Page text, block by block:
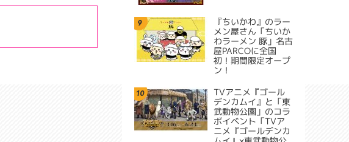
9
『ちいかわ』のラー
メン屋さん「ちいか
わラーメン 豚」名古
屋PARCOに全国
初！期間限定オープ
ン！
10
TVアニメ『ゴール
デンカムイ』と「東
武動物公園」のコラ
ボイベント「TVア
ニメ『ゴールデンカ